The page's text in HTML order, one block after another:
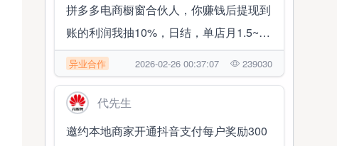
拼多多电商橱窗合伙人，你赚钱后提现到
账的利润我抽10%，日结，单店月1.5~2
万 随时提现
异业合作 2026-02-26 00:37:07 239030
代先生
邀约本地商家开通抖音支付每户奖励300